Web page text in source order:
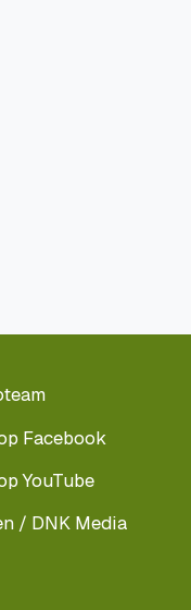
Facebook
YouTube
/ DNK Media